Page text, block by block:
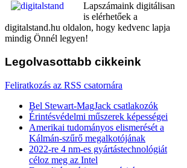
Lapszámaink digitálisan
is elérhetőek a
digitalstand.hu oldalon, hogy kedvenc lapja
mindig Önnél legyen!
Legolvasottabb cikkeink
Feliratkozás az RSS csatornára
Bel Stewart-MagJack csatlakozók
Érintésvédelmi műszerek képességei
Amerikai tudományos elismerését a
Kálmán-szűrő megalkotójának
2022-re 4 nm-es gyártástechnológiát
céloz meg az Intel